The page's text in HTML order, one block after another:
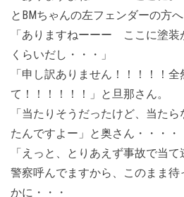
とBMちゃんの左フェンダーの方へ
「ありますねーーー ここに塗装
くらいだし・・・」
「申し訳ありません！！！！！全
て！！！！！！」と旦那さん。
「当たりそうだったけど、当た
たんですよー」と奥さん・・・・
「えっと、とりあえず事故で当
警察呼んでますから、このまま
かに・・・